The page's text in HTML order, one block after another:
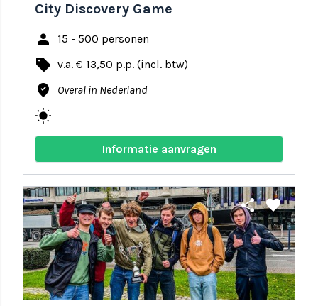
City Discovery Game
person 15 - 500 personen
local_offer v.a. € 13,50 p.p. (incl. btw)
where_to_vote Overal in Nederland
wb_sunny
Informatie aanvragen
share favorite